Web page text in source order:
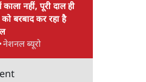
Chhatron Ki
Govt?
नहीं, पूरी दाल ही
बरबाद कर रहा है
•नेशनल ब्यूरो